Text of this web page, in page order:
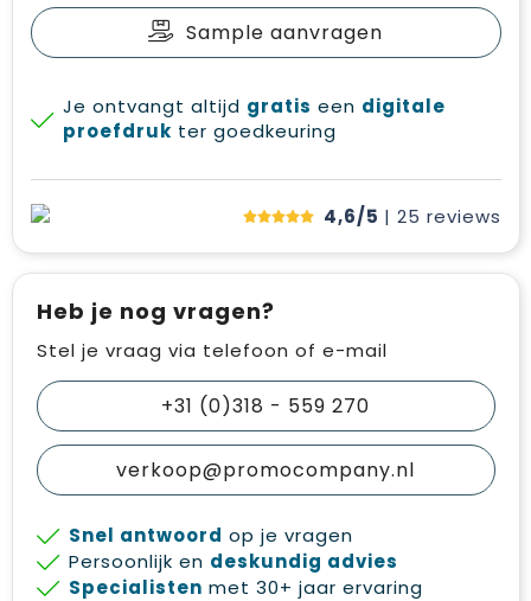
Sample aanvragen
Je ontvangt altijd gratis een digitale
proefdruk ter goedkeuring
4,6/5 | 25 reviews
Heb je nog vragen?
Stel je vraag via telefoon of e-mail
+31 (0)318 - 559 270
verkoop@promocompany.nl
Snel antwoord op je vragen
Persoonlijk en deskundig advies
Specialisten met 30+ jaar ervaring